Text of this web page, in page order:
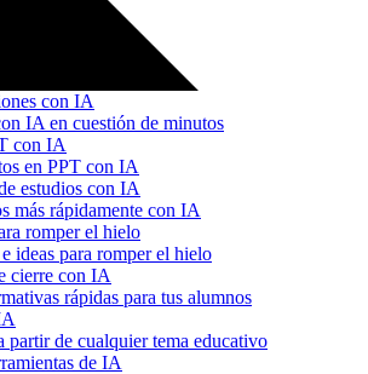
con IA
IA en cuestión de minutos
con IA
en PPT con IA
estudios con IA
más rápidamente con IA
romper el hielo
ideas para romper el hielo
cierre con IA
rápidas para tus alumnos
partir de cualquier tema educativo
de IA